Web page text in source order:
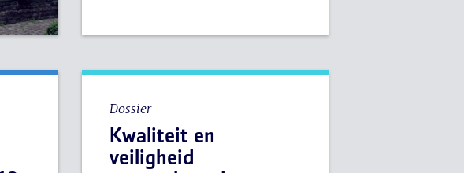
Dossier
Kwaliteit en
veiligheid